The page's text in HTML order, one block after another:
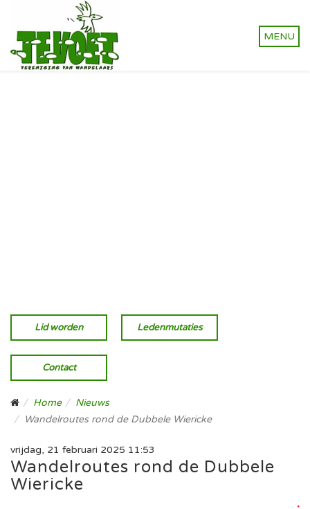
Lid worden Ledenmutaties
Contact
Home
Nieuws
Wandelroutes rond de Dubbele Wiericke
vrijdag, 21 februari 2025 11:53
Wandelroutes rond de Dubbele
Wiericke